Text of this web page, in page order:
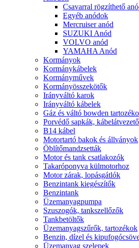
Csavarral rögzíthető
Egyéb anódok
Mercruiser anód
SUZUKI Anód
VOLVO anód
YAMAHA Anód
Kormányok
Kormánykábelek
Kormányművek
Kormányösszekötők
Irányváltó karok
Irányváltó kábelek
Gáz és váltó bowden
Porvédő sapkák,
B14 kábel
Motortartó bakok és állványok
Öblítőmandzsetták
Motor és tank csatlakozók
Takaróponyva külmotorhoz
Motor zárak, lopásgátlók
Benzintank kiegészítők
Benzintank
Üzemanyagpumpa
Szuszogók, tankszellőzők
Tankbetöltők
Üzemanyagszűrők, tartozékok
Benzin, dízel és
Üzemanyag szelepek